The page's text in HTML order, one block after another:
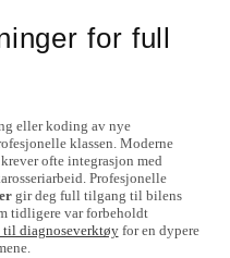
for full
eller koding av nye
klassen. Moderne
ofte integrasjon med
Profesjonelle
gir deg full tilgang til bilens
tidligere var forbeholdt
diagnoseverktøyfor en dypere